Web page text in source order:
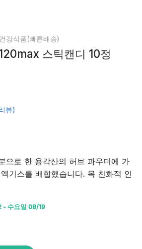
강식품(빠른배송)
스틱캔디 10정
뷰)
으로 한 용각산의 허브 파우더에 가
기스를 배합했습니다. 목 친화적 인
- 수요일 08/19
틱캔디 10정 수량